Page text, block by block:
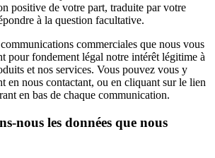
positive de votre part, traduite par votre
à la question facultative.
commerciales que nous vous
pour fondement légal notre intérêt légitime à
et nos services. Vous pouvez vous y
en nous contactant, ou en cliquant sur le lien
en bas de chaque communication.
nous les données que nous